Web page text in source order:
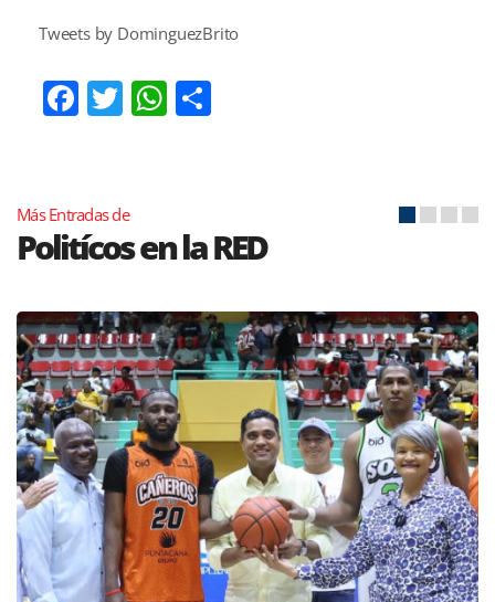
Tweets by DominguezBrito
Facebook
TwitterWhatsApp
Más Entradas de
Politícos en la RED